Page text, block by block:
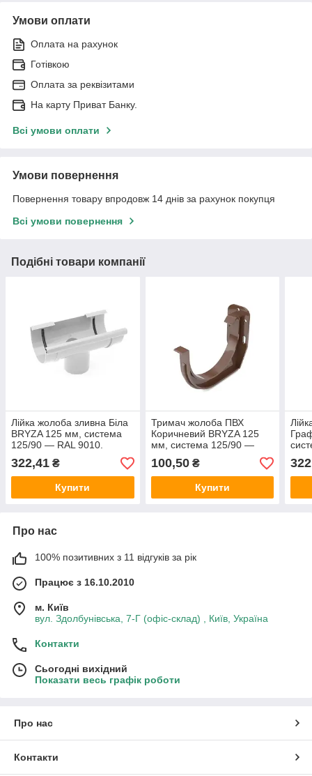
Умови оплати
Оплата на рахунок
Готівкою
Оплата за реквізитами
На карту Приват Банку.
Всі умови оплати
Умови повернення
Повернення товару впродовж 14 днів за рахунок покупця
Всі умови повернення
Подібні товари компанії
Лійка жолоба зливна Біла
BRYZA 125 мм, система
125/90 — RAL 9010.
322,41 ₴
Купити
Тримач жолоба ПВХ
Коричневий BRYZA 125
мм, система 125/90 —
RAL 8017.
100,50₴
Купити
Про нас
100% позитивних з 11 відгуків за рік
Працює з 16.10.2010
м. Київ
вул. Здолбунівська, 7-Г (офіс-склад) , Київ, Україна
Контакти
Сьогодні вихідний
Показати весь графік роботи
Про нас
Контакти